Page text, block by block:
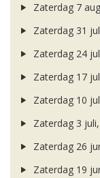
Zaterdag 7
Zaterdag 31
Zaterdag 24
Zaterdag 17
Zaterdag 10
Zaterdag 3
Zaterdag 26
Zaterdag 19